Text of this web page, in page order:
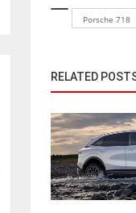
Porsche 718
RELATED